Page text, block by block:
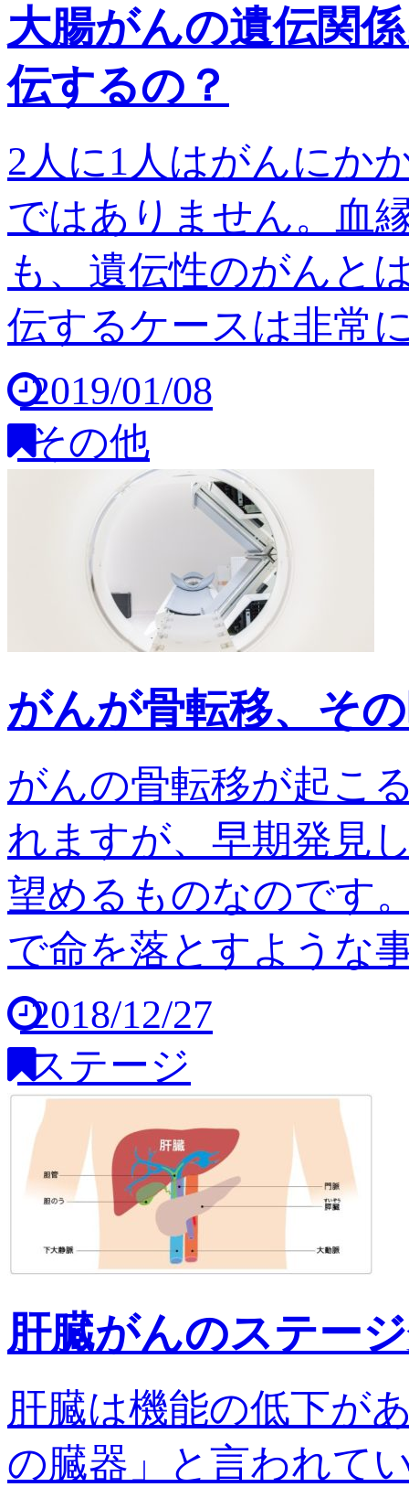
大腸がんの遺伝関
伝するの？
2人に1人はがんにか
ではありません。血
も、遺伝性のがんと
伝するケースは非常
2019/01/08
その他
がんが骨転移、そ
がんの骨転移が起こ
れますが、早期発見
望めるものなのです
で命を落とすような
2018/12/27
ステージ
肝臓がんのステー
肝臓は機能の低下が
の臓器」と言われて